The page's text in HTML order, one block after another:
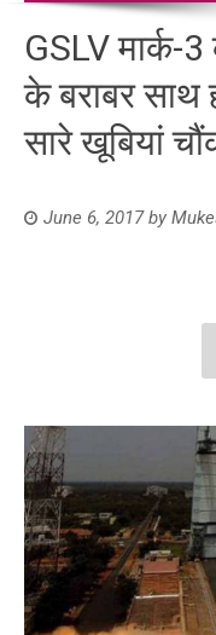
GSLV मार्क-
के बराबर साथ
सारे खूबियां
June 6, 2017by